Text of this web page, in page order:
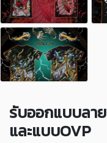
รับออกแบบลา
และแบบOVP